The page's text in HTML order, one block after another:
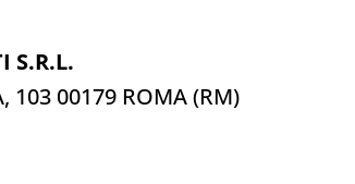
S.R.L.
103 00179 ROMA (RM)